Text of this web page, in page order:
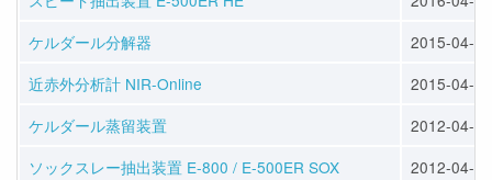
ケルダール分解器
2015-04-10
近赤外分析計 NIR-Online
2015-04-10
ケルダール蒸留装置
2012-04-25
ソックスレー抽出装置 E-800 / E-500ER SOX
2012-04-25